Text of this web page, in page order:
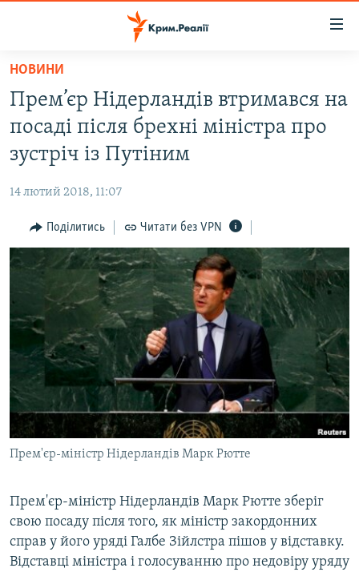
Перейти
основного
матеріалу
до
основної
Перейти
до
пошуку
НОВИНИ
ВОДА.КРИМ
ВІДЕО ТА ФОТО
БЛОГИ
ПОГЛЯД
ІНТЕРВ'Ю
ВСЕ ЗА ДЕНЬ
СПЕЦПРОЕКТИ
ДЕПОРТАЦІЯ
ВІДЕОУРОКИ «ELIFBE»
СВІДЧЕННЯ ОКУПАЦІЇ
УКРАЇНСЬКА ПРОБЛЕМА КРИМУ
ІНФОГРАФІКА
ЯК ОБІЙТИ БЛОКУВАННЯ
Русский
Qırımtatar
ДОЛУЧАЙСЯ!
Усі сайти RFE/RL
НОВИНИ
Прем’єр Нідерландів втримався на
посаді після брехні міністра про
зустріч із Путіним
14 лютий 2018, 11:07
Поділитись Читати без VPN
Прем'єр-міністр Нідерландів Марк Рютте
Прем'єр-міністр Нідерландів Марк Рютте зберіг
свою посаду після того, як міністр закордонних
справ у його уряді Галбе Зійлстра пішов у відставку.
Відставці міністра і голосуванню про недовіру уряду